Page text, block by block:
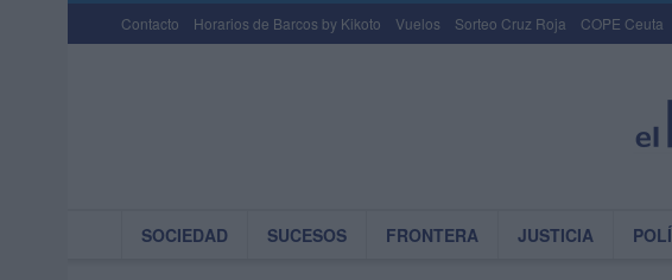
Contacto Horarios de Barcos by Kikoto Vuelos Sorteo Cruz Roja COPE Ceuta
SOCIEDAD SUCESOS FRONTERA JUSTICIA